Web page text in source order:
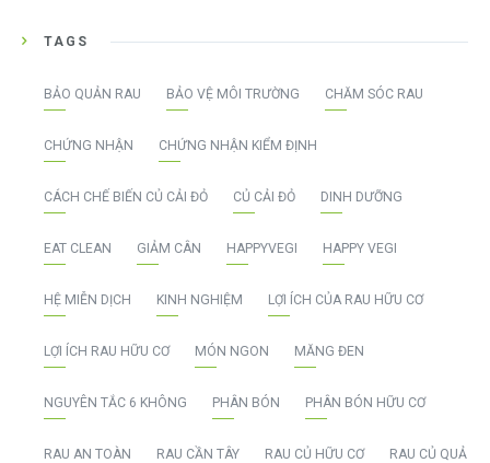
TAGS
BẢO QUẢN RAU BẢO VỆ MÔI TRƯỜNG CHĂM SÓC RAU
CHỨNG NHẬN CHỨNG NHẬN KIỂM ĐỊNH
CÁCH CHẾ BIẾN CỦ CẢI ĐỎ CỦ CẢI ĐỎ DINH DƯỠNG
EAT CLEAN GIẢM CÂN HAPPYVEGI HAPPY VEGI
HỆ MIỄN DỊCH KINH NGHIỆM LỢI ÍCH CỦA RAU HỮU CƠ
LỢI ÍCH RAU HỮU CƠ MÓN NGON MĂNG ĐEN
NGUYÊN TẮC 6 KHÔNG PHÂN BÓN PHÂN BÓN HỮU CƠ
RAU AN TOÀN RAU CẦN TÂY RAU CỦ HỮU CƠ RAU CỦ QUẢ